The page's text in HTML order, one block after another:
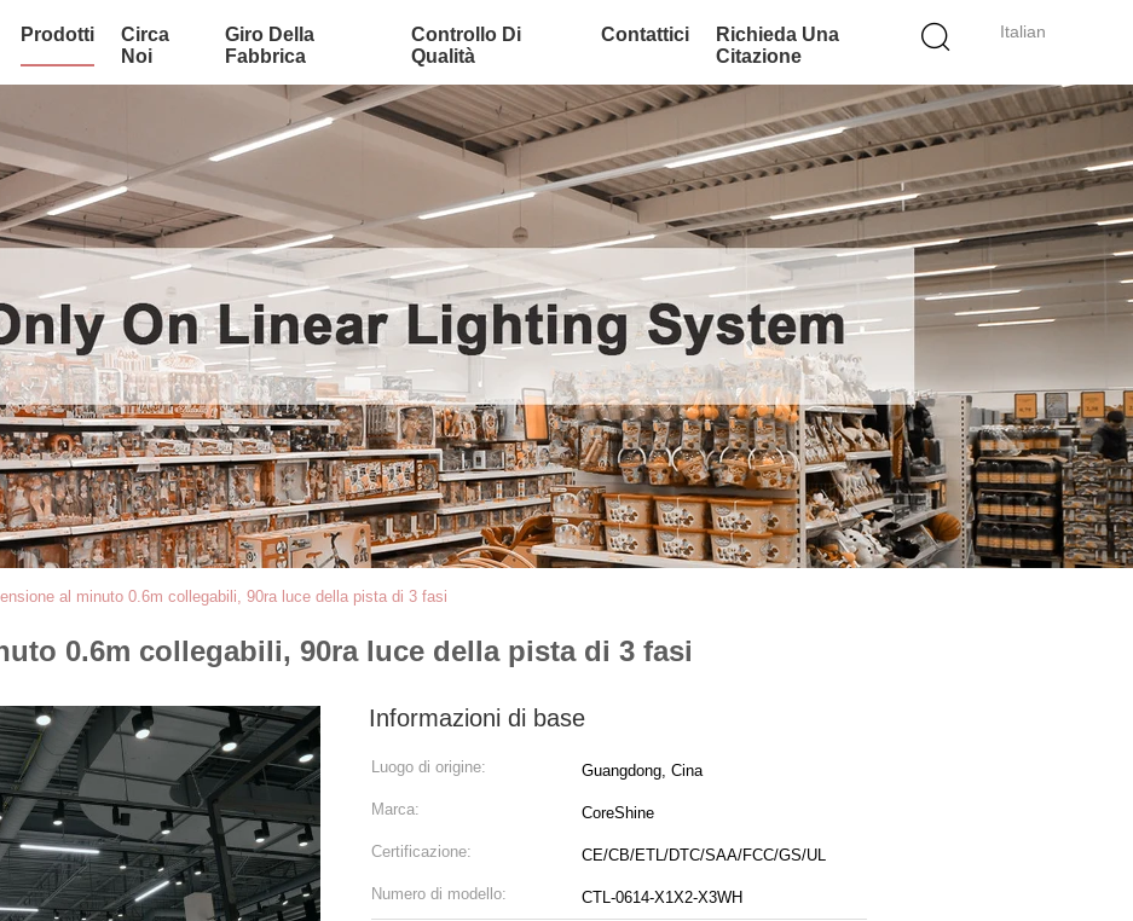
Italian
Prodotti
Circa
Noi
Giro Della
Fabbrica
Controllo Di
Qualità
Contattici
Richieda Una
Citazione
al minuto 0.6m collegabili, 90ra luce della pista di 3 fasi
0.6m collegabili, 90ra luce della pista di 3 fasi
Informazioni di base
Luogo di origine: Guangdong, Cina
Marca: CoreShine
Certificazione: CE/CB/ETL/DTC/SAA/FCC/GS/UL
Numero di modello: CTL-0614-X1X2-X3WH